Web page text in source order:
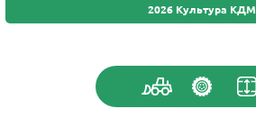
2026 Культура КДМ